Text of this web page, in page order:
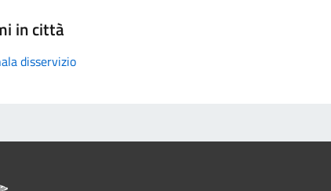
in città
disservizio